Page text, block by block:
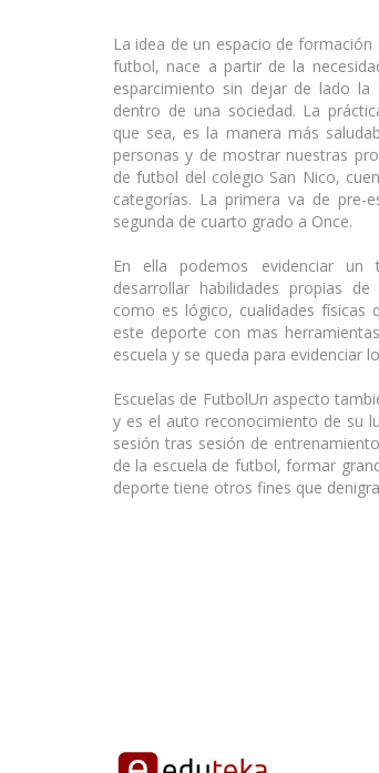
La idea de un espacio de
futbol, nace a partir de la
esparcimiento sin dejar de lado
dentro de una sociedad. La
que sea, es la manera más
personas y de mostrar nuestras
de futbol del colegio San Nico,
categorías. La primera va de pre-
segunda de cuarto grado a Once.
En ella podemos evidenciar
desarrollar habilidades propias
como es lógico, cualidades físicas
este deporte con mas
escuela y se queda para evidenciar
Escuelas de FutbolUn aspecto
y es el auto reconocimiento de su
sesión tras sesión de
de la escuela de futbol, formar
deporte tiene otros fines que